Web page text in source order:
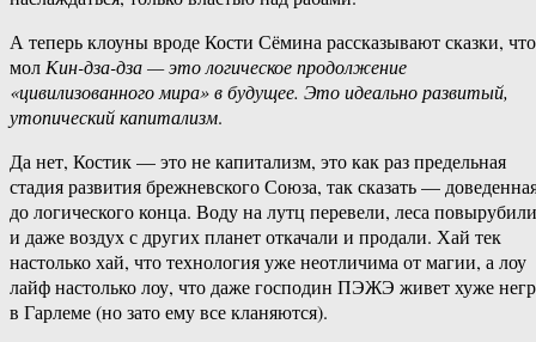
А теперь клоуны вроде Кости Сёмина рассказывают сказки, что
молКин-дза-дза — это логическое продолжение
«цивилизованного мира» в будущее. Это идеально развитый,
утопический капитализм.
Да нет, Костик — это не капитализм, это как раз предельная
стадия развития брежневского Союза, так сказать —
до логического конца. Воду на лутц перевели, леса
и даже воздух с других планет откачали и продали. Хай тек
настолько хай, что технология уже неотличима от магии, а лоу
лайф настолько лоу, что даже господин ПЭЖЭ живет хуже
в Гарлеме (но зато ему все кланяются).